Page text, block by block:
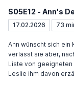
Ratsherr Jamm das
Übung gefordert
haben ihre Freunde
dass das fehlende
entscheiden sich
S05E12 - Ann's
17.02.2026 73
Ann wünscht sich ein
verlässt sie aber,
Liste von geeigneten
Leslie ihm davon
Ann in Ruhe lässt.